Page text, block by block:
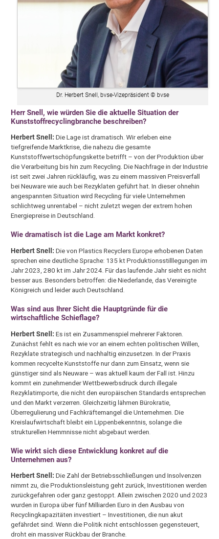
Dr. Herbert Snell, bvse-Vizepräsident © bvse
Herr Snell, wie würden Sie die aktuelle Situation der
Kunststoffrecyclingbranche beschreiben?
Herbert Snell: Die Lage ist dramatisch. Wir erleben eine
tiefgreifende Marktkrise, die nahezu die gesamte
Kunststoffwertschöpfungskette betrifft – von der Produktion über
die Verarbeitung bis hin zum Recycling. Die Nachfrage in der Industrie
ist seit zwei Jahren rückläufig, was zu einem massiven Preisverfall
bei Neuware wie auch bei Rezyklaten geführt hat. In dieser ohnehin
angespannten Situation wird Recycling für viele Unternehmen
schlichtweg unrentabel – nicht zuletzt wegen der extrem hohen
Energiepreise in Deutschland.
Wie dramatisch ist die Lage am Markt konkret?
Herbert Snell: Die von Plastics Recyclers Europe erhobenen Daten
sprechen eine deutliche Sprache: 135 kt Produktionsstilllegungen im
Jahr 2023, 280 kt im Jahr 2024. Für das laufende Jahr sieht es nicht
besser aus. Besonders betroffen: die Niederlande, das Vereinigte
Königreich und leider auch Deutschland.
Was sind aus Ihrer Sicht die Hauptgründe für die
wirtschaftliche Schieflage?
Herbert Snell: Es ist ein Zusammenspiel mehrerer Faktoren.
Zunächst fehlt es nach wie vor an einem echten politischen Willen,
Rezyklate strategisch und nachhaltig einzusetzen. In der Praxis
kommen recycelte Kunststoffe nur dann zum Einsatz, wenn sie
günstiger sind als Neuware – was aktuell kaum der Fall ist. Hinzu
kommt ein zunehmender Wettbewerbsdruck durch illegale
Rezyklatimporte, die nicht den europäischen Standards entsprechen
und den Markt verzerren. Gleichzeitig lähmen Bürokratie,
Überregulierung und Fachkräftemangel die Unternehmen. Die
Kreislaufwirtschaft bleibt ein Lippenbekenntnis, solange die
strukturellen Hemmnisse nicht abgebaut werden.
Wie wirkt sich diese Entwicklung konkret auf die
Unternehmen aus?
Herbert Snell: Die Zahl der Betriebsschließungen und Insolvenzen
nimmt zu, die Produktionsleistung geht zurück, Investitionen werden
zurückgefahren oder ganz gestoppt. Allein zwischen 2020 und 2023
wurden in Europa über fünf Milliarden Euro in den Ausbau von
Recyclingkapazitäten investiert – Investitionen, die nun akut
gefährdet sind. Wenn die Politik nicht entschlossen gegensteuert,
droht ein massiver Rückbau der Branche.